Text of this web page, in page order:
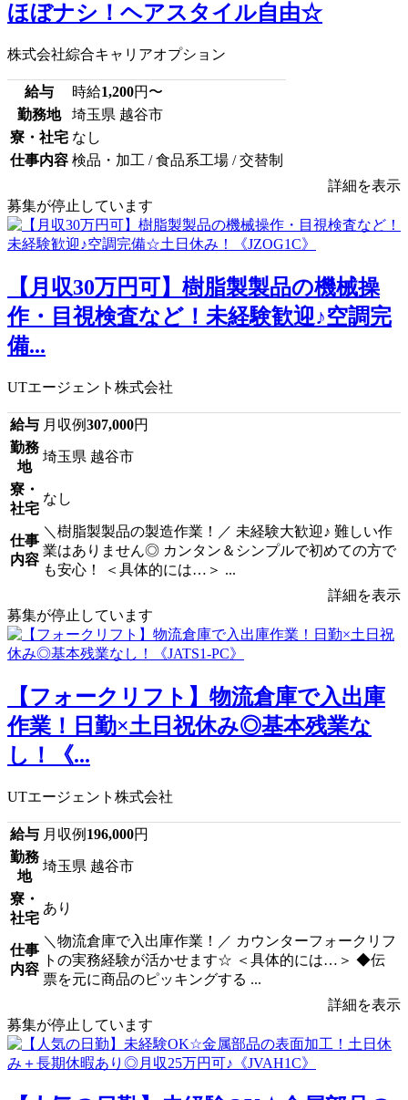
ほぼナシ！ヘアスタイル自由☆
株式会社綜合キャリアオプション
給与 時給1,200円〜
勤務地
埼玉県 越谷市
寮・社宅 なし
仕事内容 検品・加工 / 食品系工場 / 交替制
詳細を表示
募集が停止しています
【月収30万円可】樹脂製製品の機械操
作・目視検査など！未経験歓迎♪空調完
備...
UTエージェント株式会社
給与 月収例307,000円
勤務
地
埼玉県 越谷市
寮・
社宅
なし
仕事
内容
＼樹脂製製品の製造作業！／ 未経験大歓迎♪ 難しい作
業はありません◎ カンタン＆シンプルで初めての方で
も安心！ ＜具体的には…＞ ...
詳細を表示
募集が停止しています
【フォークリフト】物流倉庫で入出庫
作業！日勤×土日祝休み◎基本残業な
し！《...
UTエージェント株式会社
給与 月収例 196,000円
勤務
地
埼玉県 越谷市
寮・
社宅
あり
仕事
内容
＼物流倉庫で入出庫作業！／ カウンターフォークリフ
トの実務経験が活かせます☆ ＜具体的には…＞ ◆伝
票を元に商品のピッキングする ...
詳細を表示
募集が停止しています